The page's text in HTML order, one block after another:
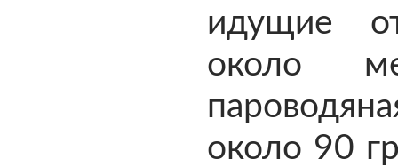
идущие
около
около 90